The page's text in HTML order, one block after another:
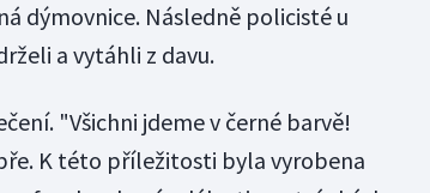
dýmovnice. Následně policisté u
a vytáhli z davu.
"Všichni jdeme v černé barvě!
K této příležitosti byla vyrobena